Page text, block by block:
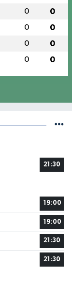
0 0
0 0
0 0
0 0
21:30
19:00
19:00
21:30
21:30